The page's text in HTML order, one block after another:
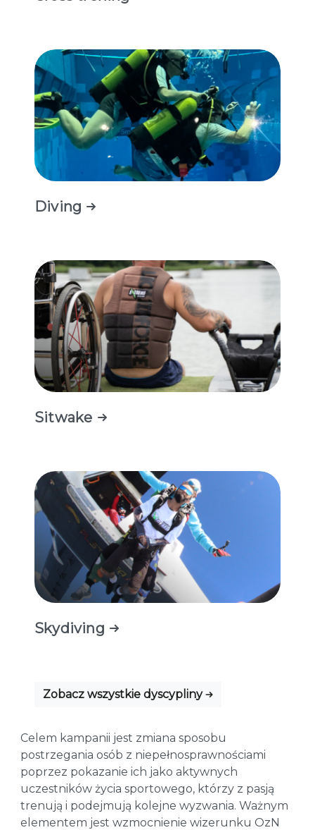
Diving
Sitwake
Skydiving
Zobacz wszystkie dyscypliny
Celem kampanii jest zmiana sposobu
postrzegania osób z niepełnosprawnościami
poprzez pokazanie ich jako aktywnych
uczestników życia sportowego, którzy z pasją
trenują i podejmują kolejne wyzwania. Ważnym
elementem jest wzmocnienie wizerunku OzN